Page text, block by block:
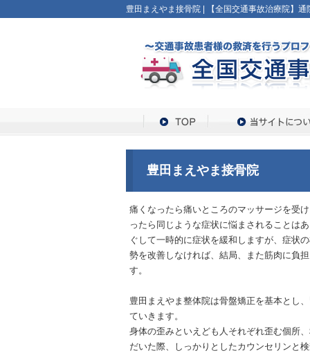
豊田まえやま接骨院 | 【全国交通事故治療院】
豊田まえやま接骨院
痛くなったら痛いところのマッサージを受
ったら同じような症状に悩まされることは
ぐして一時的に症状を緩和しますが、症状
勢を改善しなければ、結局、また筋肉に負
す。
豊田まえやま整体院は骨盤矯正を基本とし
ていきます。
身体の歪みといえども人それぞれ歪む個所
だいた際、しっかりとしたカウンセリンと検